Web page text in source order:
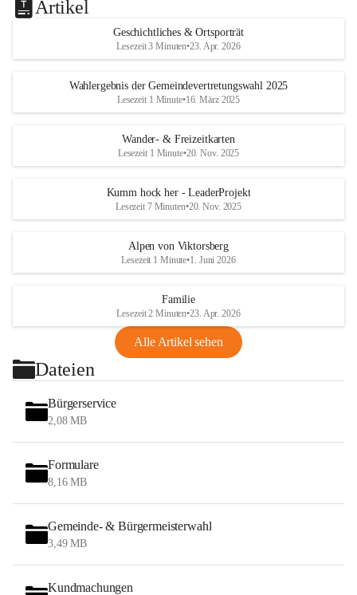
Artikel
Geschichtliches & Ortsporträt
Lesezeit 3 Minuten•23. Apr. 2026
Wahlergebnis der Gemeindevertretungswahl 2025
Lesezeit 1 Minute•16. März 2025
Wander- & Freizeitkarten
Lesezeit 1 Minute•20. Nov. 2025
Kumm hock her - LeaderProjekt
Lesezeit 7 Minuten•20. Nov. 2025
Alpen von Viktorsberg
Lesezeit 1 Minute•1. Juni 2026
Familie
Lesezeit 2 Minuten•23. Apr. 2026
Alle Artikel sehen
Dateien
Bürgerservice
2,08 MB
Formulare
8,16 MB
Gemeinde- & Bürgermeisterwahl
3,49 MB
Kundmachungen